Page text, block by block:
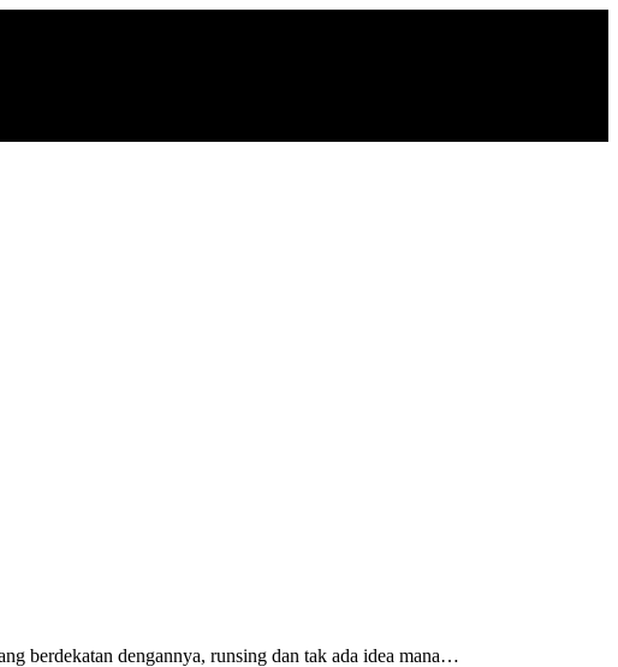
berdekatan dengannya, runsing dan tak ada idea mana…